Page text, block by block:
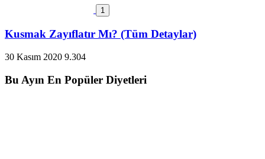
1
Kusmak Zayıflatır Mı? (Tüm Detaylar)
30 Kasım 2020 9.304
Bu Ayın En Popüler Diyetleri